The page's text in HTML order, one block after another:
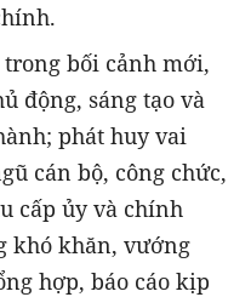
trong bối cảnh mới,
động, sáng tạo và
phát huy vai
cán bộ, công chức,
cấp ủy và chính
khó khăn, vướng
hợp, báo cáo kịp